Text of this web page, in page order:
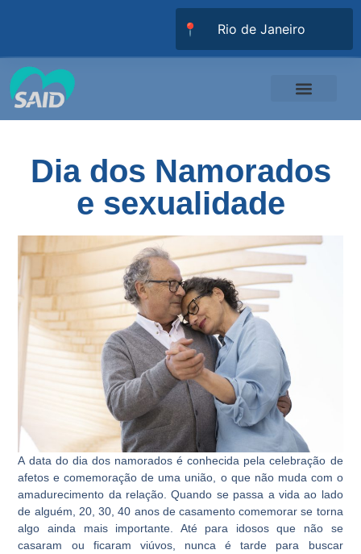
📍
Dia dos Namorados
e sexualidade
A data do dia dos namorados é conhecida pela celebração de
afetos e comemoração de uma união, o que não muda com o
amadurecimento da relação. Quando se passa a vida ao lado
de alguém, 20, 30, 40 anos de casamento comemorar se torna
algo ainda mais importante. Até para idosos que não se
casaram ou ficaram viúvos, nunca é tarde para buscar